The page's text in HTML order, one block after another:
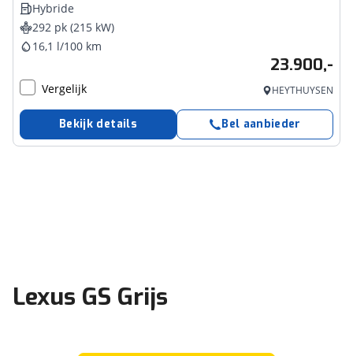
Hybride
292 pk (215 kW)
16,1 l/100 km
23.900,-
Vergelijk HEYTHUYSEN
Bekijk details Bel aanbieder
Lexus GS Grijs